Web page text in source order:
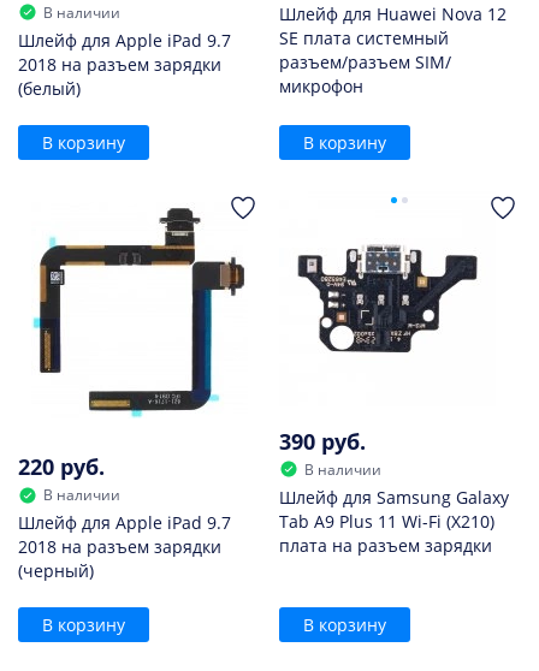
В наличии
Шлейф для Apple iPad 9.7
2018 на разъем зарядки
(белый)
В корзину
Шлейф для Huawei Nova 12
SE плата системный
разъем/разъем SIM/
микрофон
В корзину
220 руб.
В наличии
Шлейф для Apple iPad 9.7
2018 на разъем зарядки
(черный)
В корзину
390 руб.
В наличии
Шлейф для Samsung Galaxy
Tab A9 Plus 11 Wi-Fi (X210)
плата на разъем зарядки
В корзину